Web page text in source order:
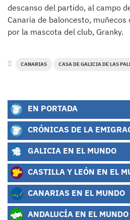
descanso del partido, al campo
Canaria de baloncesto,
por la mascota del club, Granky.
CANARIAS CASA DE GALICIA DE LAS
EN PORTADA
CRÓNICAS DE LA
GALICIA EN EL MUNDO
CASTILLA Y LEÓN EN EL
CANARIAS EN EL MUNDO
ANDALUCÍA EN EL MUNDO